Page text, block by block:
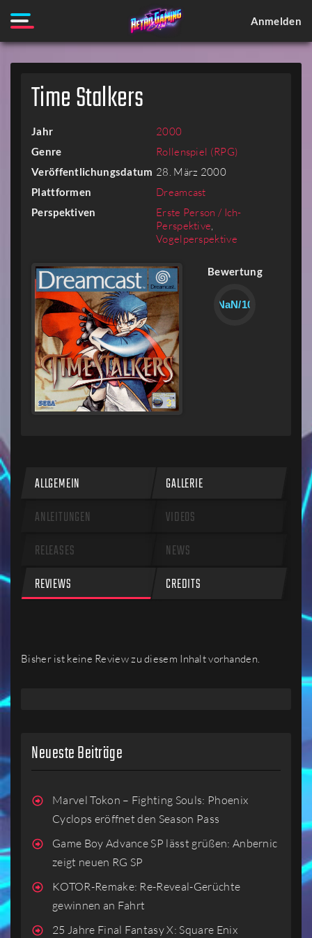
Anmelden
Time Stalkers
Jahr 2000
Genre Rollenspiel (RPG)
Veröffentlichungsdatum 28. März 2000
Plattformen Dreamcast
Perspektiven
Erste Person / Ich-
Perspektive,
Vogelperspektive
Bewertung
NaN/10
ALLGEMEIN
GALLERIE
ANLEITUNGEN
VIDEOS
RELEASES
NEWS
REVIEWS
CREDITS
Bisher ist keine Review zu diesem Inhalt vorhanden.
Neueste Beiträge
Marvel Tokon – Fighting Souls: Phoenix
Cyclops eröffnet den Season Pass
Game Boy Advance SP lässt grüßen: Anbernic
zeigt neuen RG SP
KOTOR-Remake: Re-Reveal-Gerüchte
gewinnen an Fahrt
25 Jahre Final Fantasy X: Square Enix